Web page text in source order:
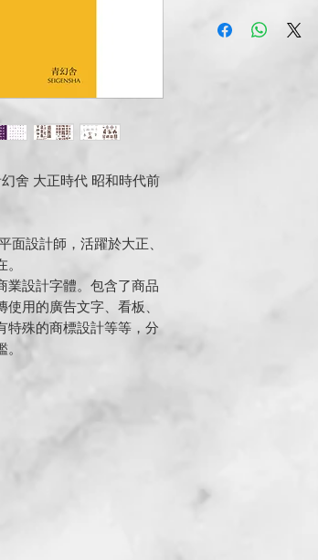
舍 大正時代 昭和時代前
面設計師，活躍於大正、
業設計字體。包含了商品
用的廣告文字、看板、
特殊的商標設計等等，分